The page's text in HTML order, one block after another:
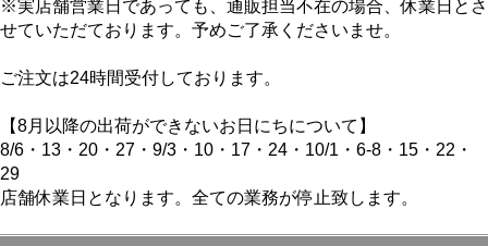
※実店舗営業日であっても、通販担当不在の場合、休業日とさ
せていただております。予めご了承くださいませ。
ご注文は24時間受付しております。
【8月以降の出荷ができないお日にちについて】
8/6・13・20・27・9/3・10・17・24・10/1・6-8・15・22・
29
店舗休業日となります。全ての業務が停止致します。